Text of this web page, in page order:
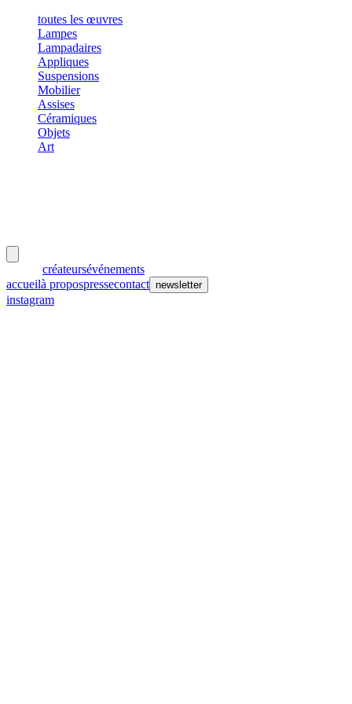
toutes les œuvres
Lampes
Lampadaires
Appliques
Suspensions
Mobilier
Assises
Céramiques
Objets
Art
créateursévénements
accueilà propospressecontact newsletter
instagram